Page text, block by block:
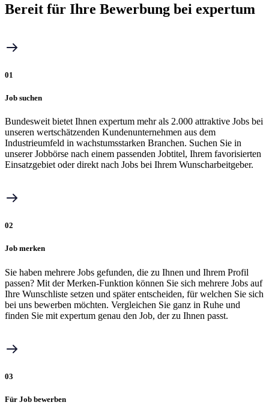
Bereit für Ihre Bewerbung bei expertum
01
Job suchen
Bundesweit bietet Ihnen expertum mehr als 2.000 attraktive Jobs bei
unseren wertschätzenden Kundenunternehmen aus dem
Industrieumfeld in wachstumsstarken Branchen. Suchen Sie in
unserer Jobbörse nach einem passenden Jobtitel, Ihrem favorisierten
Einsatzgebiet oder direkt nach Jobs bei Ihrem Wunscharbeitgeber.
02
Job merken
Sie haben mehrere Jobs gefunden, die zu Ihnen und Ihrem Profil
passen? Mit der Merken-Funktion können Sie sich mehrere Jobs auf
Ihre Wunschliste setzen und später entscheiden, für welchen Sie sich
bei uns bewerben möchten. Vergleichen Sie ganz in Ruhe und
finden Sie mit expertum genau den Job, der zu Ihnen passt.
03
Für Job bewerben